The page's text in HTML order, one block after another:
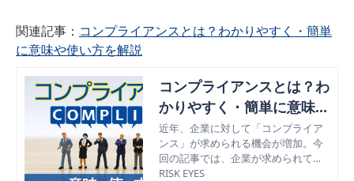
関連記事： コンプライアンスとは？わかりやすく・簡単
に意味や使い方を解説
コンプライアンスとは？わ
かりやすく・簡単に意味や
使い方を解説
近年、企業に対して「コンプライア
ンス」が求められる機会が増加。今
回の記事では、企業が求められてい
る「コンプライアンス」の意味や関
RISK EYES